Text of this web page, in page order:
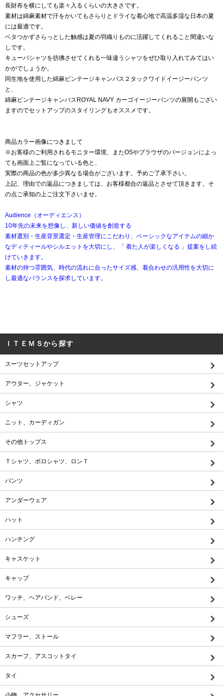
長財布を横にしても楽々入るくらいの大きさです。
素材は綿麻素材で汗をかいてもさらりとドライな着心地で高温多湿な日本の夏
には最適です。
ベタつかずさらっとした触感は夏の羽織りものに活躍してくれること間違いな
しです。
キューバシャツを彷彿させてくれる一味違うシャツをぜひ取り入れてみてはい
かがでしょうか。
同生地を使用した綿麻ビンテージキャンバス２タックワイドイージーパンツ
と、
綿麻ビンテージキャンバスROYAL NAVY カーゴイージーパンツの展開もござい
ますのでセットアップのスタイリングもオススメです。
商品カラー画像につきまして
※お客様のご利用されるモニター環境、またOSやブラウザのバージョンによっ
ても画面上ご覧になっている色と、
実際の商品の色が多少異なる場合がございます。予めご了承下さい。
上記、理由での返品につきましては、お客様都合の返品とさせて頂きます。そ
の点ご承知の上ご注文下さいませ。
Audience（オーディエンス）
10年先の未来を想像し、新しい価値を創造する
素材選別・生産背景選定・生産管理にこだわり、ベーシックなアイテムの細か
なディティールやシルエットを大切にし、「 着た人が楽しくなる 」提案をし続
けていきます。
素材の持つ雰囲気、時代の流れに合ったサイズ感、着合わせの汎用性を大切に
し最適なバランスを探求しています。
ＩＴＥＭＳから探す
スーツセットアップ
アウター、ジャケット
シャツ
ニット、カーディガン
その他トップス
Ｔシャツ、ポロシャツ、ロンＴ
パンツ
アンダーウェア
ハット
ハンチング
キャスケット
キャップ
ワッチ、ヘアバンド、ベレー
シューズ
マフラー、ストール
スカーフ、アスコットタイ
タイ